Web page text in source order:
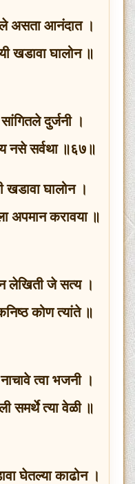
असता आनंदात ।
खडावा घालोन ॥
दुर्जनी ।
नसे सर्वथा ॥६७॥
घालोन ।
अपमान करावया ॥
लेखिती जे सत्य ।
कोण त्यांते ॥
त्वा भजनी ।
समर्थे त्या वेळी ॥
घेतल्या काढोन ।